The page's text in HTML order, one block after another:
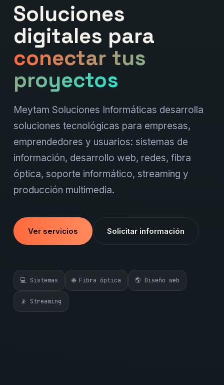
Soluciones
digitales para
conectar tus
proyectos
Meytam Soluciones Informáticas desarrolla
soluciones tecnológicas para empresas,
emprendedores y usuarios: sistemas de
información, desarrollo web, redes, fibra
óptica, soporte informático, streaming y
producción multimedia.
Ver servicios Solicitar información
💻 Sistemas 🌐 Fibra óptica 🌎 Diseño web
📡 Streaming